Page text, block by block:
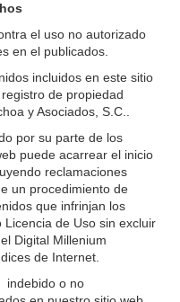
el uso no autorizado
en el publicados.
incluidos en este sitio
de propiedad
y Asociados, S.C..
por su parte de los
puede acarrear el inicio
reclamaciones
un procedimiento de
que infrinjan los
de Uso sin excluir
Digital Millenium
de Internet.
indebido o no